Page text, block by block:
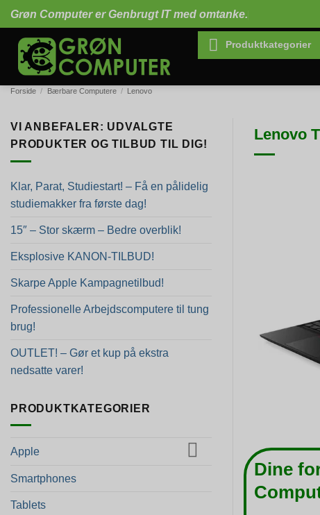
Fortsæt
til
indhold
Grøn Computer er Genbrugt IT med omtanke.
Produktkategorier
Forside / Bærbare Computere / Lenovo
VI ANBEFALER: UDVALGTE
PRODUKTER OG TILBUD TIL DIG!
Klar, Parat, Studiestart! – Få en pålidelig
studiemakker fra første dag!
15″ – Stor skærm – Bedre overblik!
Eksplosive KANON-TILBUD!
Skarpe Apple Kampagnetilbud!
Professionelle Arbejdscomputere til tung
brug!
OUTLET! – Gør et kup på ekstra
nedsatte varer!
PRODUKTKATEGORIER
Apple
Smartphones
Tablets
Lenovo
Dine